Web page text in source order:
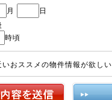
月
日
時頃
おススメの物件情報が欲しい